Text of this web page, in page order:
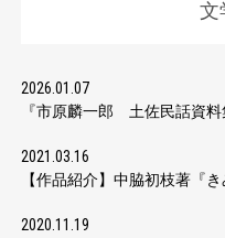
文
2026.01.07
『市原麟一郎 土佐民話資料
2021.03.16
【作品紹介】中脇初枝著『き
2020.11.19